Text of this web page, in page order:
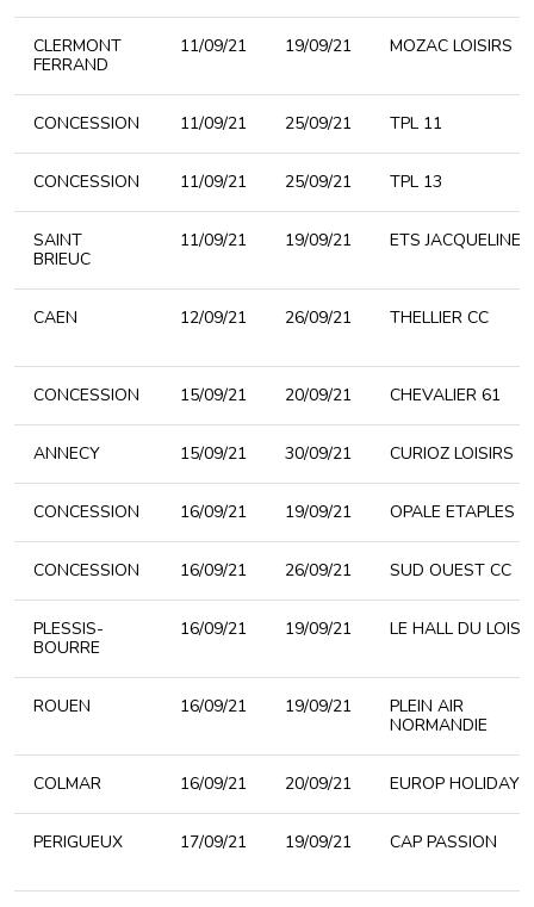
CLERMONT
FERRAND
11/09/21 19/09/21 MOZAC LOISIRS
CONCESSION 11/09/21 25/09/21 TPL 11
CONCESSION 11/09/21 25/09/21 TPL 13
SAINT
BRIEUC
11/09/21 19/09/21 ETS JACQUELINE
CAEN 12/09/21 26/09/21 THELLIER CC
CONCESSION 15/09/21 20/09/21 CHEVALIER 61
ANNECY 15/09/21 30/09/21 CURIOZ LOISIRS
CONCESSION 16/09/21 19/09/21 OPALE ETAPLES
CONCESSION 16/09/21 26/09/21 SUD OUEST CC
PLESSIS-
BOURRE
16/09/21 19/09/21 LE HALL DU LOISIR
ROUEN 16/09/21 19/09/21
PLEIN AIR
NORMANDIE
COLMAR 16/09/21 20/09/21 EUROP HOLIDAYS
PERIGUEUX 17/09/21 19/09/21 CAP PASSION